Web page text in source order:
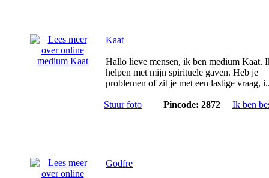
Kaat
Hallo lieve mensen, ik ben medium Kaat.
helpen met mijn spirituele gaven. Heb je
problemen of zit je met een lastige vraag,
Stuur foto Pincode: 2872 Ik ben
Godfre